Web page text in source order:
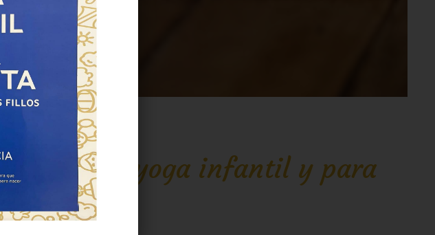
¿Qué es el yoga infantil y para
qué sirve?